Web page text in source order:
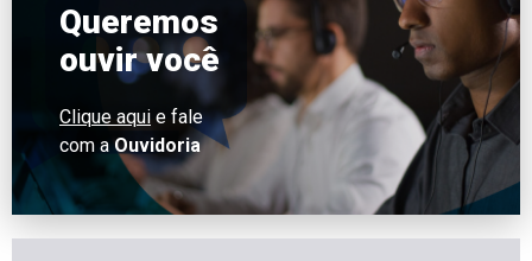
Queremos
ouvir você
Clique aqui e fale
com a Ouvidoria